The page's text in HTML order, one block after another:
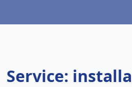
Service: